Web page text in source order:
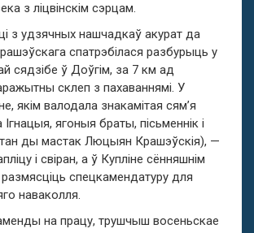
з ліцвінскім сэрцам.
з удзячных нашчадкаў акурат да
спатрэбілася разбурыць у
сядзібе ў Доўгім, за 7 км ад
склеп з пахаваннямі. У
якім валодала знакамітая сям’я
ягоныя браты, пісьменнік і
ды мастак Люцыян Крашэўскія), —
і свіран, а ў Купліне сённяшнім
спецкамендатуру для
наваколля.
на працу, трушчыш восеньскае